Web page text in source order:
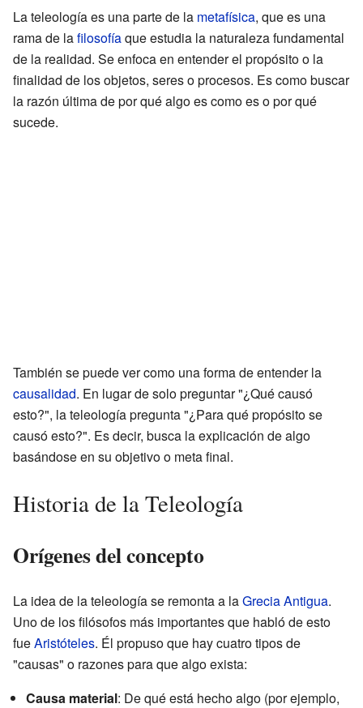
La teleología es una parte de la metafísica, que es una
rama de lafilosofíaque estudia la naturaleza fundamental
de la realidad. Se enfoca en entender el propósito o la
finalidad de los objetos, seres o procesos. Es como buscar
la razón última de por qué algo es como es o por qué
sucede.
También se puede ver como una forma de entender la
causalidad. En lugar de solo preguntar "¿Qué causó
esto?", la teleología pregunta "¿Para qué propósito se
causó esto?". Es decir, busca la explicación de algo
basándose en su objetivo o meta final.
Historia de la Teleología
Orígenes del concepto
La idea de la teleología se remonta a laGrecia Antigua.
Uno de los filósofos más importantes que habló de esto
fueAristóteles. Él propuso que hay cuatro tipos de
"causas" o razones para que algo exista:
Causa material: De qué está hecho algo (por ejemplo,